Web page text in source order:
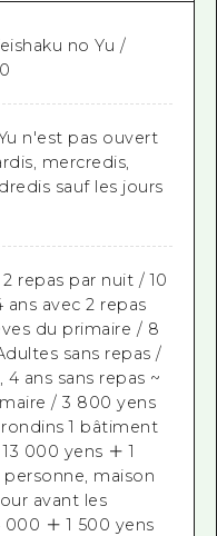
no Yu /
n'est pas ouvert
mercredis,
sauf les jours
repas par nuit / 10
ans avec 2 repas
du primaire / 8
sans repas /
4 ans sans repas ~
/ 3 800 yens
1 bâtiment
000 yens ＋ 1
maison
avant les
000 ＋ 1 500 yens